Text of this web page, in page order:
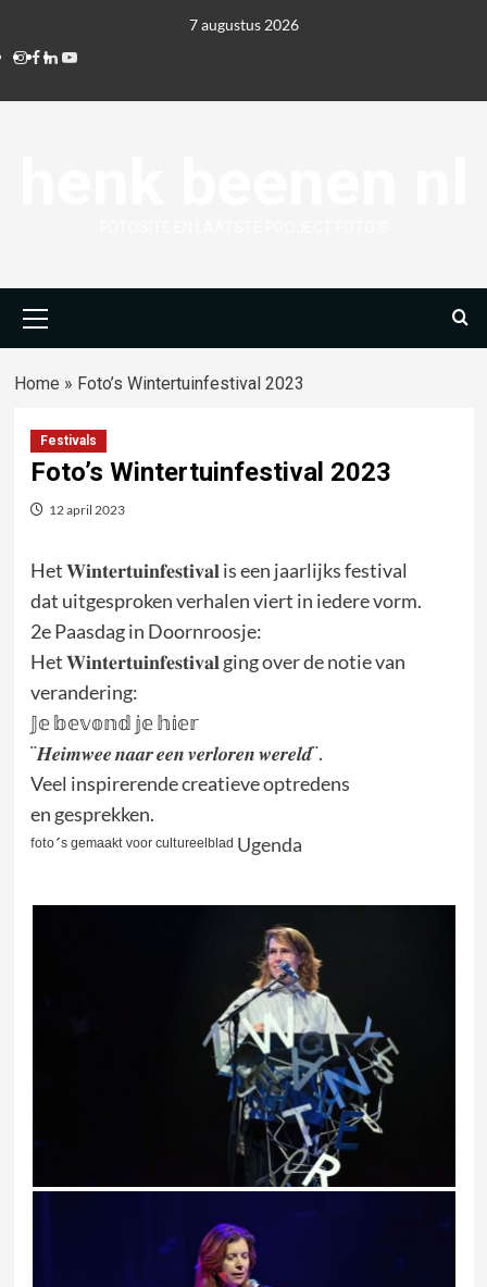
de
7 augustus 2026
Instagram
Facebook
Linkedin
Youtube
menu
Home » Foto’s Wintertuinfestival 2023
Festivals
Foto’s Wintertuinfestival 2023
12 april 2023
Het 𝐖𝐢𝐧𝐭𝐞𝐫𝐭𝐮𝐢𝐧𝐟𝐞𝐬𝐭𝐢𝐯𝐚𝐥 is een jaarlijks festival
dat uitgesproken verhalen viert in iedere vorm.
2e Paasdag in Doornroosje:
Het 𝐖𝐢𝐧𝐭𝐞𝐫𝐭𝐮𝐢𝐧𝐟𝐞𝐬𝐭𝐢𝐯𝐚𝐥 ging over de notie van
verandering:
𝕁𝕖 𝕓𝕖𝕧𝕠𝕟𝕕 𝕛𝕖 𝕙𝕚𝕖𝕣
¨𝑯𝒆𝒊𝒎𝒘𝒆𝒆 𝒏𝒂𝒂𝒓 𝒆𝒆𝒏 𝒗𝒆𝒓𝒍𝒐𝒓𝒆𝒏 𝒘𝒆𝒓𝒆𝒍𝒅¨.
Veel inspirerende creatieve optredens
en gesprekken.
ᶠᵒᵗᵒ´ˢ ᵍᵉᵐᵃᵃᵏᵗ ᵛᵒᵒʳ ᶜᵘˡᵗᵘʳᵉᵉˡᵇˡᵃᵈ Ugenda